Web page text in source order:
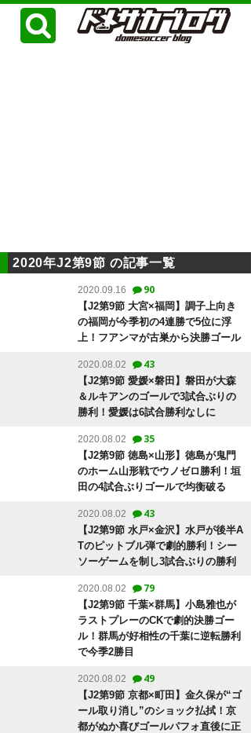
2020年J2第9節 の記事一覧
2020.09.16 90
【J2第9節 大宮×福岡】調子上向き
の福岡が今季初の4連勝で5位に浮
上！フアンマが古巣から決勝ゴール
2020.08.02 43
【J2第9節 愛媛×磐田】磐田が大森
＆ルキアンのゴールで3試合ぶりの
勝利！愛媛は6試合勝利なしに
2020.08.02 35
【J2第9節 徳島×山形】徳島が鬼門
のホーム山形戦でウノゼロ勝利！垣
田の4試合ぶりゴールで均衡破る
2020.08.02 43
【J2第9節 水戸×金沢】水戸が後半A
Tのピットブル弾で劇的勝利！シー
ソーゲームを制し3試合ぶりの勝利
2020.08.02 79
【J2第9節 千葉×群馬】小島雅也が
ラストプレーのCKで劇的決勝ゴー
ル！群馬が好相性の千葉に逆転勝利
で今季2勝目
2020.08.02 49
【J2第9節 京都×町田】金久保が“ゴ
ール取り消し”のショック払拭！京
都がぬか喜びゴールパフォ直後に正